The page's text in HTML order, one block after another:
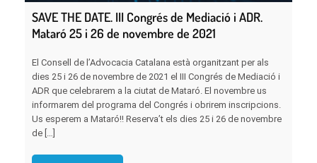
SAVE THE DATE. III Congrés de Mediació i ADR.
Mataró 25 i 26 de novembre de 2021
El Consell de l’Advocacia Catalana està organitzant per als
dies 25 i 26 de novembre de 2021 el III Congrés de Mediació i
ADR que celebrarem a la ciutat de Mataró. El novembre us
informarem del programa del Congrés i obrirem inscripcions.
Us esperem a Mataró!! Reserva’t els dies 25 i 26 de novembre
de […]